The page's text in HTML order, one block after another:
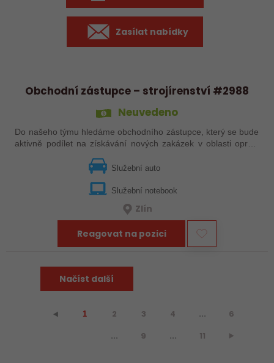
Zasílat nabídky
Obchodní zástupce – strojírenství #2988
Neuvedeno
Do našeho týmu hledáme obchodního zástupce, který se bude
aktivně podílet na získávání nových zakázek v oblasti oprav,
Služební auto
Služební notebook
Zlín
Reagovat na pozici
Načíst další
⯇ 1 2 3 4 ... 6
... 9 ... 11 ⯈